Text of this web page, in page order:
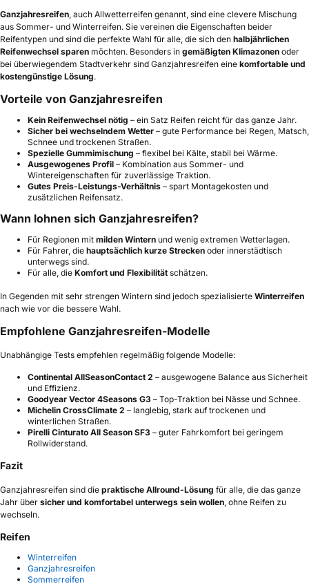
Ganzjahresreifen, auch Allwetterreifen genannt, sind eine clevere Mischung
aus Sommer- und Winterreifen. Sie vereinen die Eigenschaften beider
Reifentypen und sind die perfekte Wahl für alle, die sich den halbjährlichen
Reifenwechsel sparen möchten. Besonders in gemäßigten Klimazonen oder
bei überwiegendem Stadtverkehr sind Ganzjahresreifen eine komfortable und
kostengünstige Lösung.
Vorteile von Ganzjahresreifen
Kein Reifenwechsel nötig – ein Satz Reifen reicht für das ganze Jahr.
Sicher bei wechselndem Wetter – gute Performance bei Regen, Matsch,
Schnee und trockenen Straßen.
Spezielle Gummimischung – flexibel bei Kälte, stabil bei Wärme.
Ausgewogenes Profil – Kombination aus Sommer- und
Wintereigenschaften für zuverlässige Traktion.
Gutes Preis-Leistungs-Verhältnis – spart Montagekosten und
zusätzlichen Reifensatz.
Wann lohnen sich Ganzjahresreifen?
Für Regionen mit milden Wintern und wenig extremen Wetterlagen.
Für Fahrer, die hauptsächlich kurze Strecken oder innerstädtisch
unterwegs sind.
Für alle, die Komfort und Flexibilität schätzen.
In Gegenden mit sehr strengen Wintern sind jedoch spezialisierte Winterreifen
nach wie vor die bessere Wahl.
Empfohlene Ganzjahresreifen-Modelle
Unabhängige Tests empfehlen regelmäßig folgende Modelle:
Continental AllSeasonContact 2 – ausgewogene Balance aus Sicherheit
und Effizienz.
Goodyear Vector 4Seasons G3 – Top-Traktion bei Nässe und Schnee.
Michelin CrossClimate 2 – langlebig, stark auf trockenen und
winterlichen Straßen.
Pirelli Cinturato All Season SF3 – guter Fahrkomfort bei geringem
Rollwiderstand.
Fazit
Ganzjahresreifen sind die praktische Allround-Lösung für alle, die das ganze
Jahr über sicher und komfortabel unterwegs sein wollen, ohne Reifen zu
wechseln.
Reifen
Winterreifen
Ganzjahresreifen
Sommerreifen